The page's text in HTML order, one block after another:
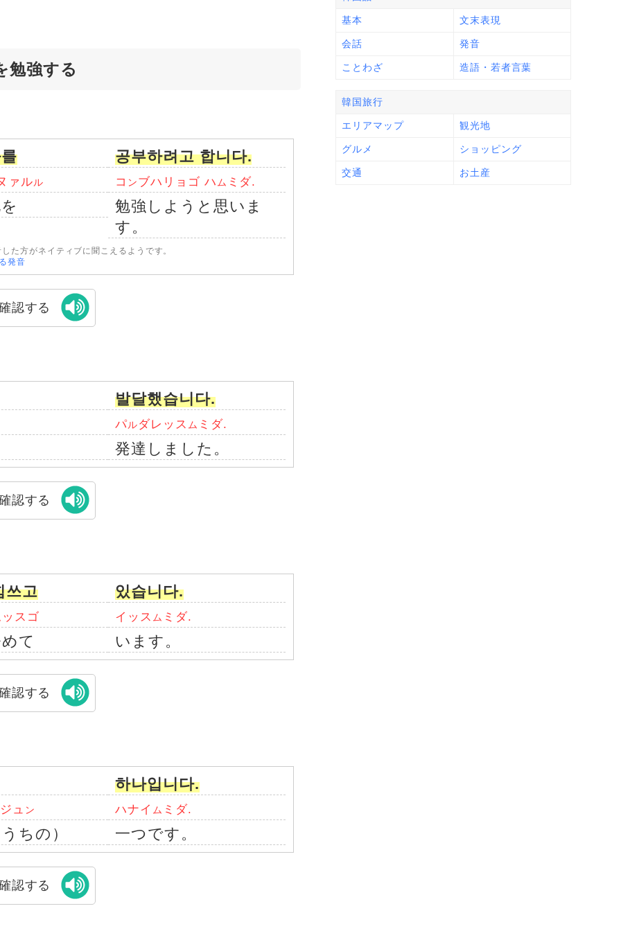
勉強する
공부하려고 합니다.
ァルル コ ンブハリョゴ ハ ム ミダ.
勉強しようと思いま
す。
た方がネイティブに聞こえるようです。
発音
認する
발달했습니다.
パルダレッス ム ミダ.
発達しました。
認する
쓰고 있습니다.
ッスゴ イッス ム ミダ.
て います。
認する
하나입니다.
ュ ン ハナイ ム ミダ.
ちの） 一つです。
認する
基本 文末表現
会話 発音
ことわざ 造語・若者言葉
韓国旅行
エリアマップ 観光地
グルメ ショッピング
交通 お土産